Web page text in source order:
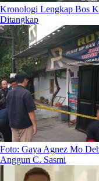
Kronologi Lengkap Bos
Ditangkap
Foto: Gaya Agnez Mo
Anggun C. Sasmi